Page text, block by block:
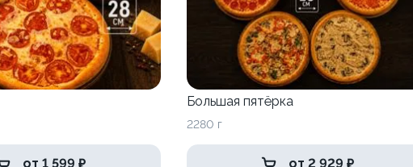
от 1 599 ₽
Большая пятёрка
2280 г
от 2 929 ₽